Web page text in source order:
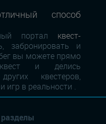
способ
портал квест-
забронировать и
вы можете прямо
и делись
квестеров,
игр в реальности .